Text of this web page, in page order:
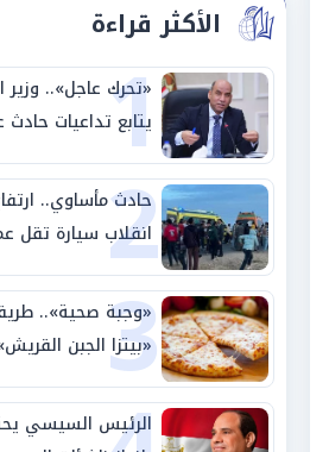
الأكثر قراءة
1
«تحرك عاجل».. وزير
يتابع تداعيات حادث
طريق بني سويف
2
حادث مأساوي..
انقلاب سيارة تقل
14 شخصًا
3
«وجبة صحية»..
«بيتزا الجبن
بالبروتين
الرئيس السيسي